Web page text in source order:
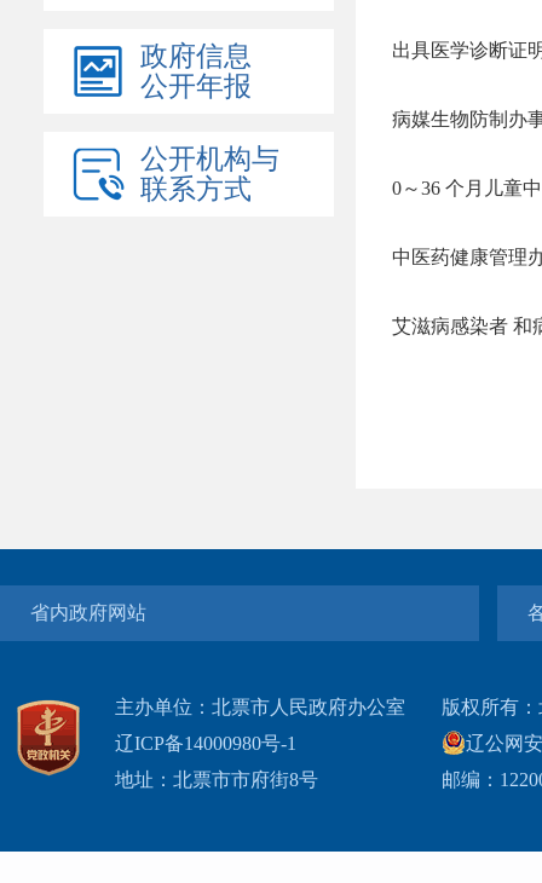
政府信息
公开年报
公开机构与
联系方式
出具医学诊断证
病媒生物防制办
0～36 个月儿童
中医药健康管理
艾滋病感染者 和
省内政府网站
主办单位：北票市人民政府办公室
辽ICP备14000980号-1
地址：北票市市府街8号
版权所有
辽公网
邮编：